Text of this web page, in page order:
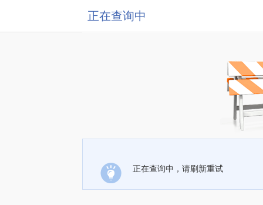
正在查询中
正在查询中，请刷新重试